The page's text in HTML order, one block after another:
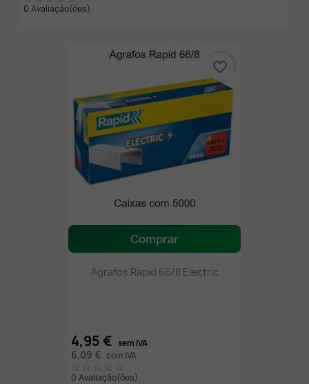
0 Avaliação(ões)
Comprar
Agrafos Rapid 66/8 Electric
4,95 € sem IVA
6,09 € com IVA
0 Avaliação(ões)
favorite_border